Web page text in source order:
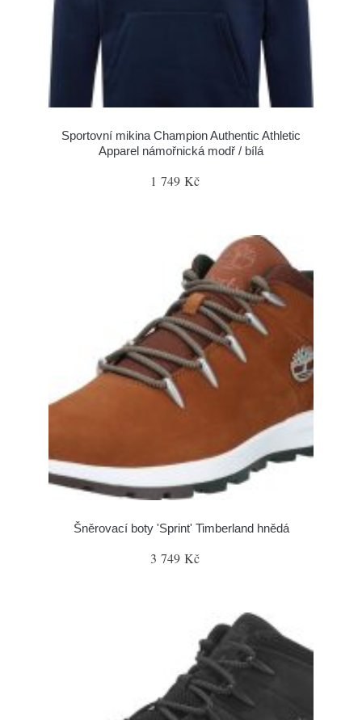
Sportovní mikina Champion Authentic Athletic
Apparel námořnická modř / bílá
1 749 Kč
Šněrovací boty 'Sprint' Timberland hnědá
3 749 Kč